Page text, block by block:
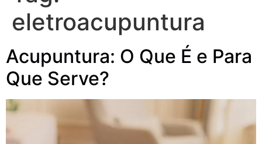
eletroacupuntura
Acupuntura: O Que É e Para
Que Serve?